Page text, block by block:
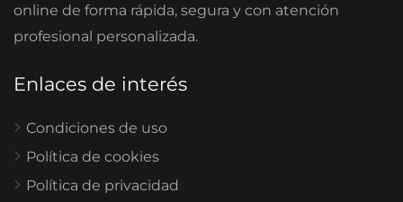
online de forma rápida, segura y con atención
profesional personalizada.
Enlaces de interés
Condiciones de uso
Política de cookies
Política de privacidad